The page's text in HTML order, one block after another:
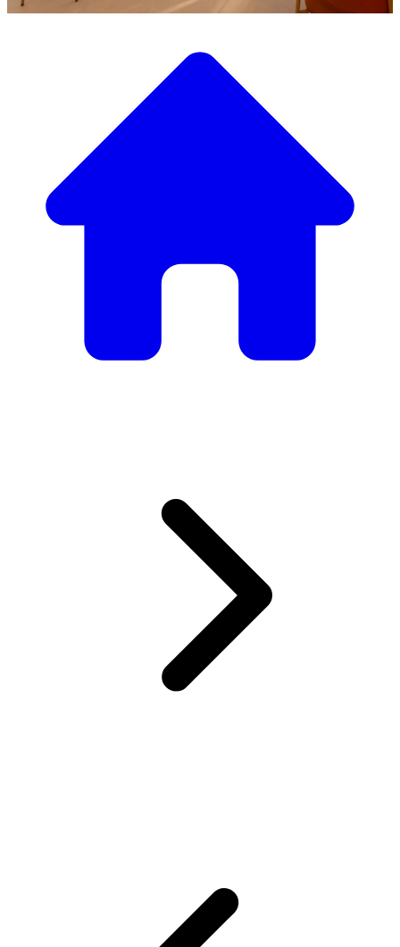
Descubre nuestra amplia selección de mobiliario de diseño
Nuestro Catálogo de
Mobiliario
lujo, tenemos todo lo necesario para crear el ambiente